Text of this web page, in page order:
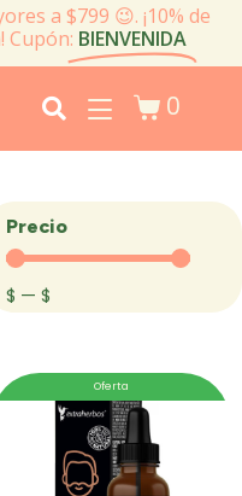
a $799 😉. ¡10% de
Cupón: BIENVENIDA
0
Precio
$ — $
Oferta